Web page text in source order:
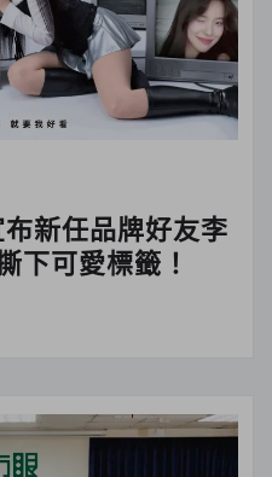
新任品牌好友李
下可愛標籤！